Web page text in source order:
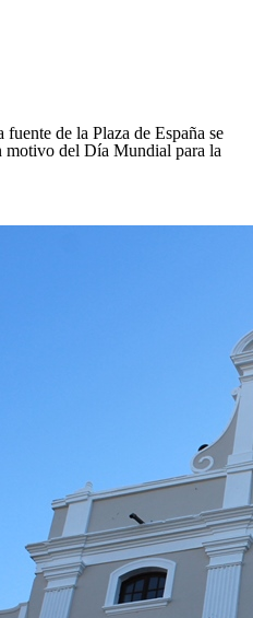
de la Plaza de España se
motivo del Día Mundial para la